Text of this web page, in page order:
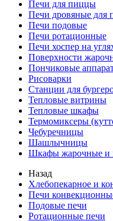
Печи для пиццы
Печи дровяные для
Печи подовые
Печи ротационные
Печи хоспер на
Поверхности
Пончиковые
Рисоварки
Станции для
Тепловые витрины
Тепловые шкафы
Термомиксеры
Чебуречницы
Шашлычницы
Шкафы жарочные и
Назад
Хлебопекарное и
Печи
Подовые печи
Ротационные печи